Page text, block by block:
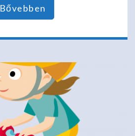
Bővebben